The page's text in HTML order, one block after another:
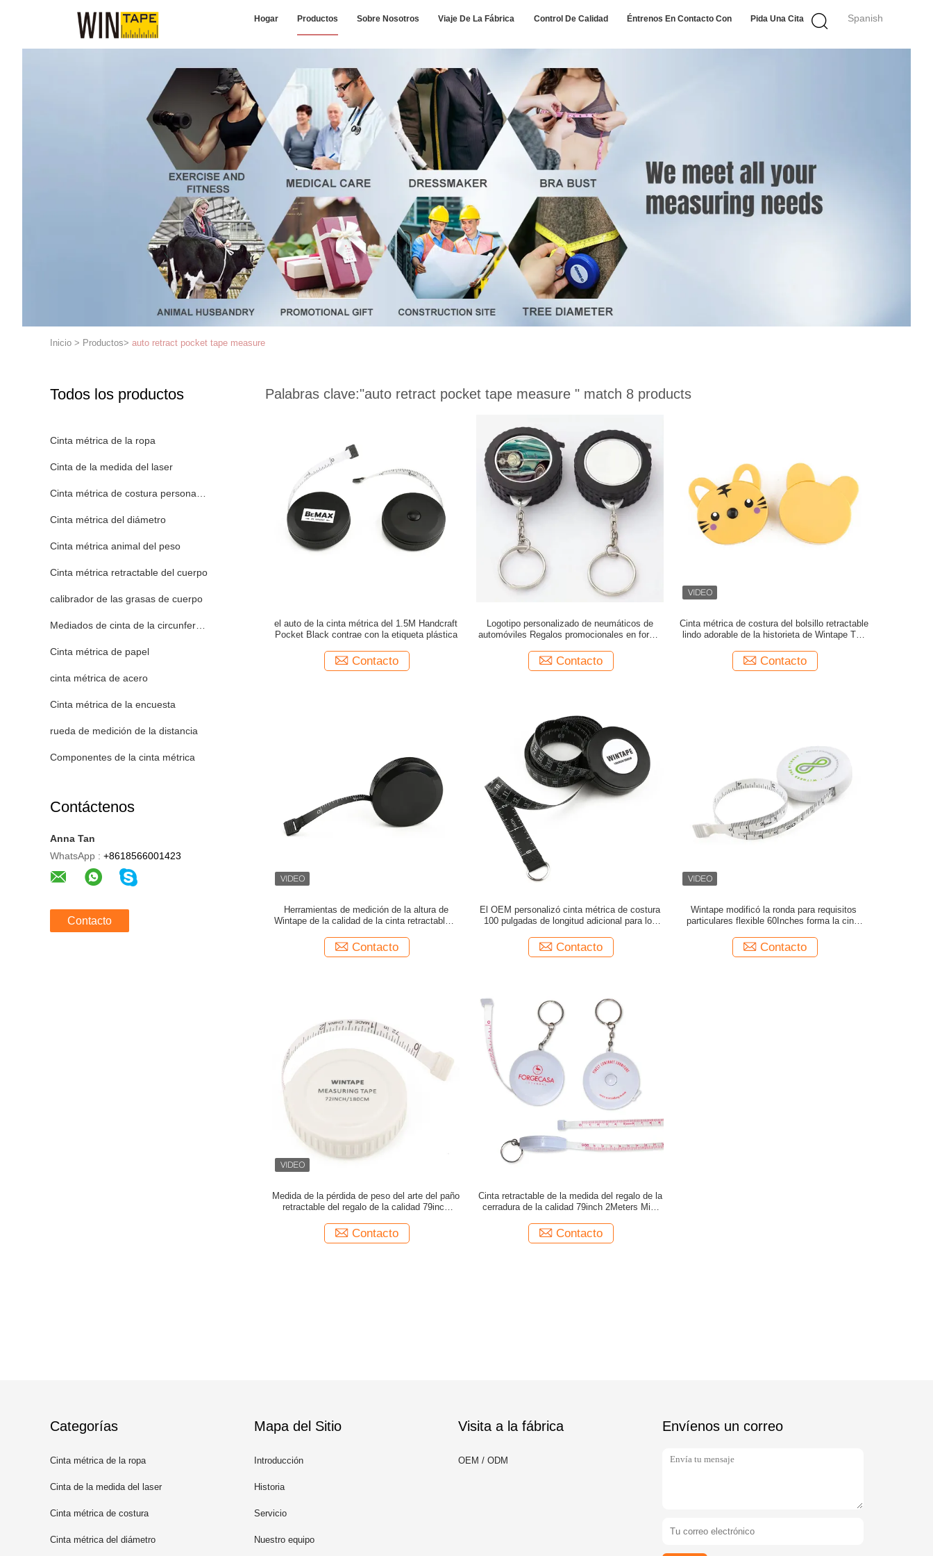
Spanish
Hogar Productos Sobre Nosotros Viaje De La Fábrica Control De Calidad Éntrenos En Contacto Con Pida Una Cita
Inicio > Productos> auto retract pocket tape measure
Todos los productos
Cinta métrica de la ropa
Cinta de la medida del laser
Cinta métrica de costura personalizada
Cinta métrica del diámetro
Cinta métrica animal del peso
Cinta métrica retractable del cuerpo
calibrador de las grasas de cuerpo
Mediados de cinta de la circunferencia del brazo superior
Cinta métrica de papel
cinta métrica de acero
Cinta métrica de la encuesta
rueda de medición de la distancia
Componentes de la cinta métrica
Contáctenos
Anna Tan
WhatsApp : +8618566001423
Contacto
Palabras clave:"auto retract pocket tape measure " match 8 products
el auto de la cinta métrica del 1.5M Handcraft
Pocket Black contrae con la etiqueta plástica
Contacto
Logotipo personalizado de neumáticos de
automóviles Regalos promocionales en forma
Medida de llavero cinta de medición
Contacto
Cinta métrica de costura del bolsillo retractable
lindo adorable de la historieta de Wintape Toy
Contacto
Herramientas de medición de la altura de
Wintape de la calidad de la cinta retractable a
Tab For Promotion Gift
Contacto
El OEM personalizó cinta métrica de costura
100 pulgadas de longitud adicional para los
Contacto
Wintape modificó la ronda para requisitos
particulares flexible 60Inches forma la cinta
para los productos de la atención sanitaria
Contacto
Medida de la pérdida de peso del arte del paño
retractable del regalo de la calidad 79inch
Wintape que hace punto
Contacto
Cinta retractable de la medida del regalo de la
cerradura de la calidad 79inch 2Meters Mini
el llavero
Contacto
Categorías
Cinta métrica de la ropa
Cinta de la medida del laser
Cinta métrica de costura
personalizada
Cinta métrica del diámetro
Mapa del Sitio
Introducción
Historia
Servicio
Nuestro equipo
Visita a la fábrica
OEM / ODM
Envíenos un correo